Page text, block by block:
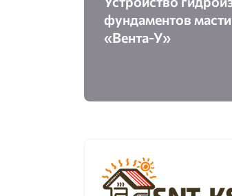
фундаментов
«Вента-У»